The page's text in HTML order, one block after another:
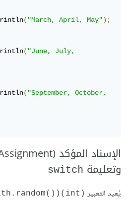
( "March, April, May");
( "June, July,
( "September, October,
وتعليمة switch
يُعيد التعبير (int)(3*Math.random()‎)